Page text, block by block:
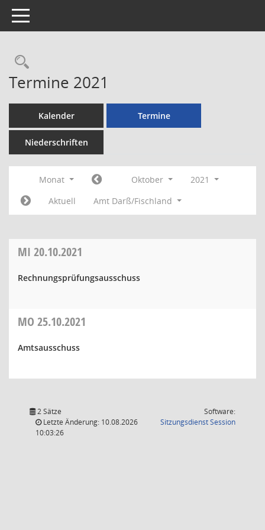
Toggle navigation
Rechercheauswahl
Termine 2021
Kalender Termine
Niederschriften
Monat Oktober
2021
Aktuell
Amt Darß/Fischland
MI 20.10.2021
Rechnungsprüfungsausschuss
MO 25.10.2021
Amtsausschuss
2 Sätze
Letzte Änderung: 10.08.2026
10:03:26
Software:
SitzungsdienstSession(Wird in